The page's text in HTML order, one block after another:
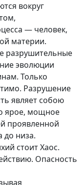
вокруг
— человек,
материи.
разрушительные
эволюции
Только
Разрушение
являет собою
ярое, мощное
проявленной
до низа.
стоит Хаос.
Опасность